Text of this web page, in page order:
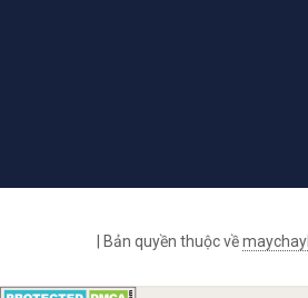
| Bản quyền thuộc về